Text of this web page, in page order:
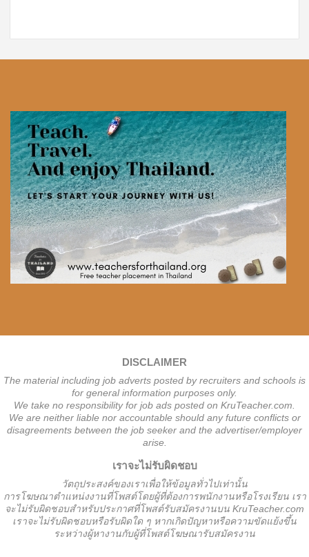
DISCLAIMER
The material including job adverts posted by recruiters and schools is
for general information purposes only.
We take no responsibility for job ads posted on KruTeacher.com.
We are neither liable nor accountable should any future conflicts or
disagreements between the job seeker and the advertiser/employer
arise.
เราจะไม่รับผิดชอบ
วัตถุประสงค์ของเราเพื่อให้ข้อมูลทั่วไปเท่านั้น
การโฆษณาตำแหน่งงานที่โพสต์โดยผู้ที่ต้องการพนักงานหรือโรงเรียน เรา
จะไม่รับผิดชอบสำหรับประกาศที่โพสต์รับสมัครงานบน KruTeacher.com
เราจะไม่รับผิดชอบหรือรับผิดใด ๆ หากเกิดปัญหาหรือความขัดแย้งขึ้น
ระหว่างผู้หางานกับผู้ที่โพสต์โฆษณารับสมัครงาน